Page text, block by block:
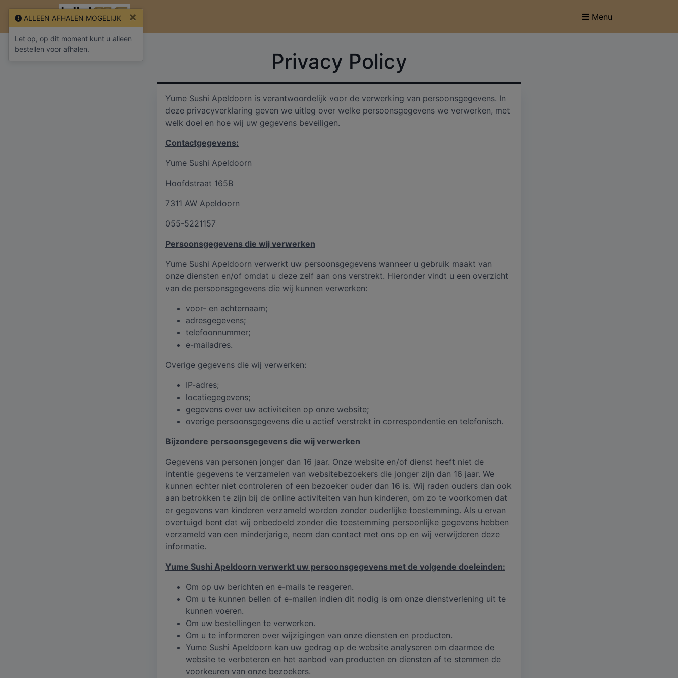
Menu
Privacy Policy
Yume Sushi Apeldoorn is verantwoordelijk voor de verwerking van persoonsgegevens. In
deze privacyverklaring geven we uitleg over welke persoonsgegevens we verwerken, met
welk doel en hoe wij uw gegevens beveiligen.
Contactgegevens:
Yume Sushi Apeldoorn
Hoofdstraat 165B
7311 AW Apeldoorn
055-5221157
Persoonsgegevens die wij verwerken
Yume Sushi Apeldoorn verwerkt uw persoonsgegevens wanneer u gebruik maakt van
onze diensten en/of omdat u deze zelf aan ons verstrekt. Hieronder vindt u een overzicht
van de persoonsgegevens die wij kunnen verwerken:
voor- en achternaam;
adresgegevens;
telefoonnummer;
e-mailadres.
Overige gegevens die wij verwerken:
IP-adres;
locatiegegevens;
gegevens over uw activiteiten op onze website;
overige persoonsgegevens die u actief verstrekt in correspondentie en telefonisch.
Bijzondere persoonsgegevens die wij verwerken
Gegevens van personen jonger dan 16 jaar. Onze website en/of dienst heeft niet de
intentie gegevens te verzamelen van websitebezoekers die jonger zijn dan 16 jaar. We
kunnen echter niet controleren of een bezoeker ouder dan 16 is. Wij raden ouders dan ook
aan betrokken te zijn bij de online activiteiten van hun kinderen, om zo te voorkomen dat
er gegevens van kinderen verzameld worden zonder ouderlijke toestemming. Als u ervan
overtuigd bent dat wij onbedoeld zonder die toestemming persoonlijke gegevens hebben
verzameld van een minderjarige, neem dan contact met ons op en wij verwijderen deze
informatie.
Yume Sushi Apeldoorn verwerkt uw persoonsgegevens met de volgende doeleinden:
Om op uw berichten en e-mails te reageren.
Om u te kunnen bellen of e-mailen indien dit nodig is om onze dienstverlening uit te
kunnen voeren.
Om uw bestellingen te verwerken.
Om u te informeren over wijzigingen van onze diensten en producten.
Yume Sushi Apeldoorn kan uw gedrag op de website analyseren om daarmee de
website te verbeteren en het aanbod van producten en diensten af te stemmen de
voorkeuren van onze bezoekers.
ALLEEN AFHALEN MOGELIJK ×
Let op, op dit moment kunt u alleen
bestellen voor afhalen.